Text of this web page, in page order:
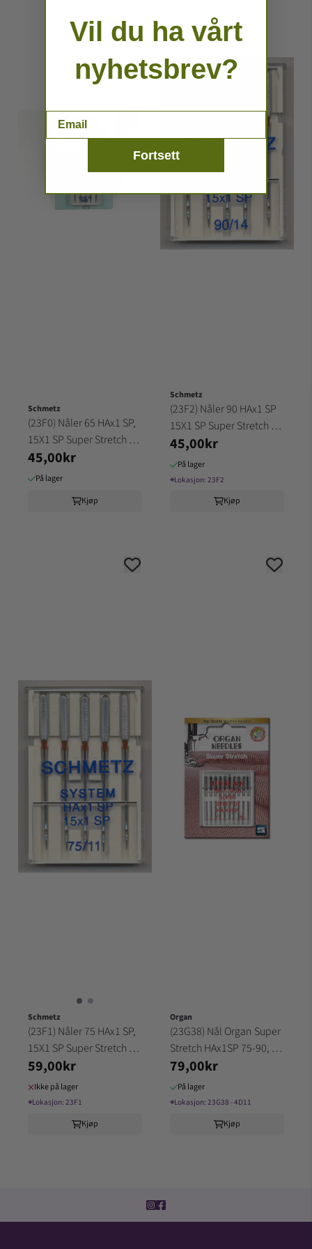
Schmetz
(23F0) Nåler 65 HAx1 SP,
15X1 SP Super Stretch 5
pakk SCHMET
45,00kr
På lager
Kjøp
Schmetz
(23F2) Nåler 90 HAx1 SP
15X1 SP Super Stretch 5
pakk SCHMETZ
45,00kr
På lager
⌖Lokasjon: 23F2
Kjøp
Schmetz
(23F1) Nåler 75 HAx1 SP,
15X1 SP Super Stretch 5
pakk SCHMETZ
59,00kr
Ikke på lager
⌖Lokasjon: 23F1
Kjøp
Organ
(23G38) Nål Organ Super
Stretch HAx1SP 75-90, 10
pk (4D11)
79,00kr
På lager
⌖Lokasjon: 23G38 - 4D11
Kjøp
Vil du ha vårt
nyhetsbrev?
Fortsett